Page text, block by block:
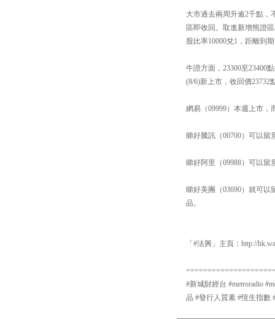
大市過去兩周升逾2千點，
區即收回。取進新增熊證
股比率10000兌1，距離到
牛證方面，23300至23400
(8/6)新上市，收回價23732
網易（09999）本週上市
睇好騰訊（00700）可以留
睇好阿里（09988）可以留
睇好美團（03690）就可以
品。
「#法興」主頁：http://
#新城財經台 #metroradio
品 #發行人質素 #恆生指數